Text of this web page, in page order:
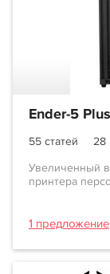
Ender-5 Plus
55 статей
28
Увеличенный
принтера
1 предложение